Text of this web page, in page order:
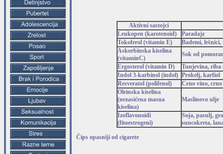
Aktivni sastojci
Leukopen (karotenoid)
Paradajz
Tokoferol (vitamin E)
Bademi,
Askorbinska kiselina
(vitaminC)
Sok od
Ergosterol (vitamin D)
Tunjevina, riba
Indol 3-karbinol (indol) Prokelj, karfiol
Resveratol (polifenol)
Crno vino, crno
Oleinska kiselina
(nezasićena masna
kiselina)
Maslinovo ulje
Izoflavonoidi
(fitoestrogeni)
Soja, pasulj,
suncokreta,
Čips opasniji od cigarete